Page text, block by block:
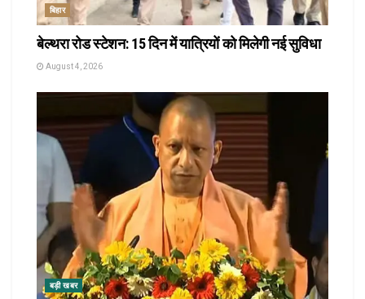
बिहार
बेल्थरा रोड स्टेशन: 15 दिन में यात्रियों को मिलेगी नई सुविधा
August 4, 2026
बड़ी खबर